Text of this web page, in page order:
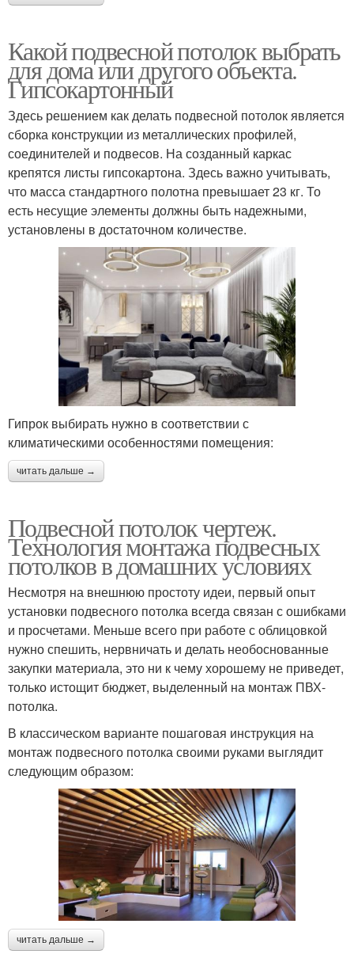
Какой подвесной потолок выбрать
для дома или другого объекта.
Гипсокартонный
Здесь решением как делать подвесной потолок является
сборка конструкции из металлических профилей,
соединителей и подвесов. На созданный каркас
крепятся листы гипсокартона. Здесь важно учитывать,
что масса стандартного полотна превышает 23 кг. То
есть несущие элементы должны быть надежными,
установлены в достаточном количестве.
Гипрок выбирать нужно в соответствии с
климатическими особенностями помещения:
читать дальше →
Подвесной потолок чертеж.
Технология монтажа подвесных
потолков в домашних условиях
Несмотря на внешнюю простоту идеи, первый опыт
установки подвесного потолка всегда связан с ошибками
и просчетами. Меньше всего при работе с облицовкой
нужно спешить, нервничать и делать необоснованные
закупки материала, это ни к чему хорошему не приведет,
только истощит бюджет, выделенный на монтаж ПВХ-
потолка.
В классическом варианте пошаговая инструкция на
монтаж подвесного потолка своими руками выглядит
следующим образом:
читать дальше →